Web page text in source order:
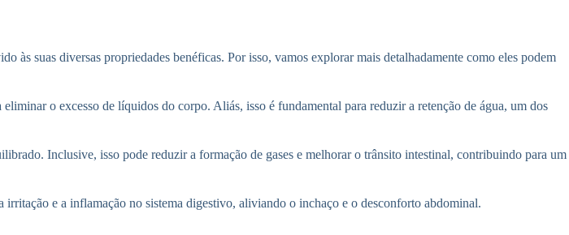
às suas diversas propriedades benéficas. Por isso, vamos explorar mais detalhadamente como eles podem
o excesso de líquidos do corpo. Aliás, isso é fundamental para reduzir a retenção de água, um dos
Inclusive, isso pode reduzir a formação de gases e melhorar o trânsito intestinal, contribuindo para um
e a inflamação no sistema digestivo, aliviando o inchaço e o desconforto abdominal.